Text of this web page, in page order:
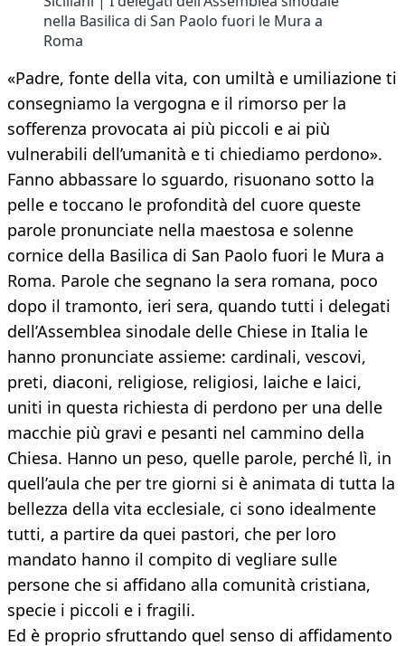
nella Basilica di San Paolo fuori le Mura a
Roma
«Padre, fonte della vita, con umiltà e umiliazione ti
consegniamo la vergogna e il rimorso per la
sofferenza provocata ai più piccoli e ai più
vulnerabili dell’umanità e ti chiediamo perdono».
Fanno abbassare lo sguardo, risuonano sotto la
pelle e toccano le profondità del cuore queste
parole pronunciate nella maestosa e solenne
cornice della Basilica di San Paolo fuori le Mura a
Roma. Parole che segnano la sera romana, poco
dopo il tramonto, ieri sera, quando tutti i delegati
dell’Assemblea sinodale delle Chiese in Italia le
hanno pronunciate assieme: cardinali, vescovi,
preti, diaconi, religiose, religiosi, laiche e laici,
uniti in questa richiesta di perdono per una delle
macchie più gravi e pesanti nel cammino della
Chiesa. Hanno un peso, quelle parole, perché lì, in
quell’aula che per tre giorni si è animata di tutta la
bellezza della vita ecclesiale, ci sono idealmente
tutti, a partire da quei pastori, che per loro
mandato hanno il compito di vegliare sulle
persone che si affidano alla comunità cristiana,
specie i piccoli e i fragili.
Ed è proprio sfruttando quel senso di affidamento